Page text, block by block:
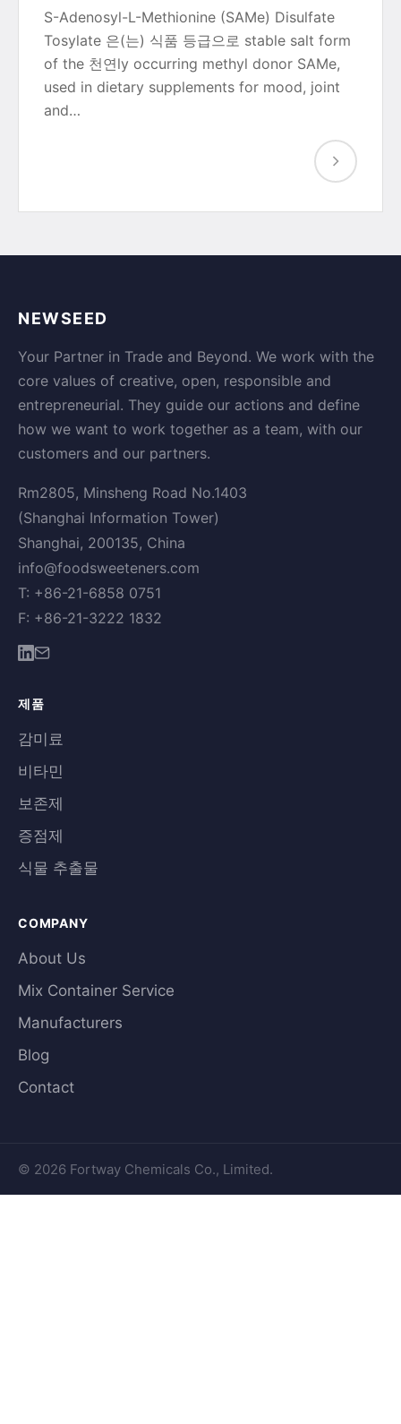
S-Adenosyl-L-Methionine (SAMe) Disulfate
Tosylate 은(는) 식품 등급으로 stable salt form
of the 천연ly occurring methyl donor SAMe,
used in dietary supplements for mood, joint
and…
NEWSEED
Your Partner in Trade and Beyond. We work with the
core values of creative, open, responsible and
entrepreneurial. They guide our actions and define
how we want to work together as a team, with our
customers and our partners.
Rm2805, Minsheng Road No.1403
(Shanghai Information Tower)
Shanghai, 200135, China
info@foodsweeteners.com
T: +86-21-6858 0751
F: +86-21-3222 1832
제품
감미료
비타민
보존제
증점제
식물 추출물
COMPANY
About Us
Mix Container Service
Manufacturers
Blog
Contact
© 2026 Fortway Chemicals Co., Limited.